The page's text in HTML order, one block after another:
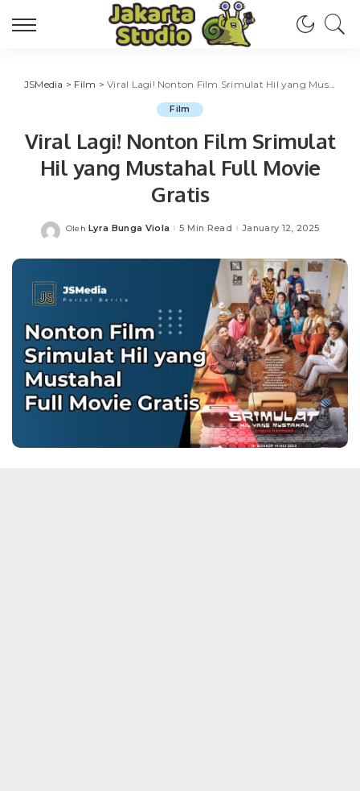
JSMedia > Film >Viral Lagi! Nonton Film Srimulat Hil yang Mustahal Full Movie Gratis
Film
Viral Lagi! Nonton Film Srimulat
Hil yang Mustahal Full Movie
Gratis
Posted
Oleh Lyra Bunga Viola 5 Min Read January 12, 2025